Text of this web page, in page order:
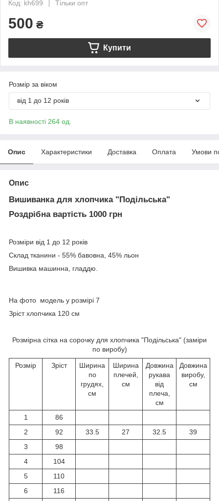
Код: kh699
Тільки опт
500 ₴
Купити
Розмір за віком
від 1 до 12 років
В наявності 264 од.
Опис Характеристики Доставка Оплата Умови
Опис
Вишиванка для хлопчика "Подільська"
Роздрібна вартість 1000 грн
Розміри від 1 до 12 років
Склад тканини - 55% бавовна, 45% льон
Вишивка машинна, гладдю.
На фото модель у розмірі 7
Зріст хлопчика 120 см
Розмірна сітка на сорочку для хлопчика "Подільська" (заміри
по виробу)
Розмір Зріст
Ширина
по
грудях,
см
Ширина
плечей,
см
Довжина
рукава
від
плеча,
см
Довжина
виробу,
см
1
86
2
92 33.5 27 32.5
39
3
98
4
104
5
110
6
116